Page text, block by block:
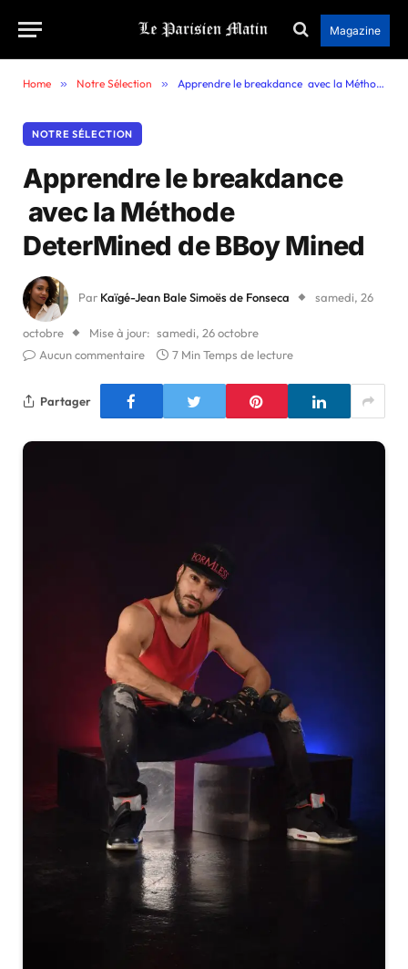
Magazine
Home » Notre Sélection » Apprendre le breakdance avec la Méthode DeterMined de BBoy Mined
NOTRE SÉLECTION
Apprendre le breakdance
avec la Méthode
DeterMined de BBoy Mined
Par Kaïgé-Jean Bale Simoës de Fonseca samedi, 26
octobre Mise à jour: samedi, 26 octobre
Aucun commentaire
7 Min Temps de lecture
Partager